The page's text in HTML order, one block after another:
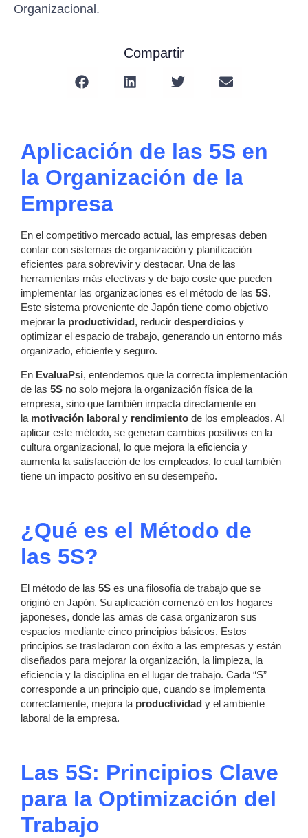
Organizacional.
Compartir
Aplicación de las 5S en
la Organización de la
Empresa
En el competitivo mercado actual, las empresas deben
contar con sistemas de organización y planificación
eficientes para sobrevivir y destacar. Una de las
herramientas más efectivas y de bajo coste que pueden
implementar las organizaciones es el método de las 5S.
Este sistema proveniente de Japón tiene como objetivo
mejorar la productividad, reducir desperdicios y
optimizar el espacio de trabajo, generando un entorno más
organizado, eficiente y seguro.
En EvaluaPsi, entendemos que la correcta implementación
de las 5S no solo mejora la organización física de la
empresa, sino que también impacta directamente en
la motivación laboral y rendimiento de los empleados. Al
aplicar este método, se generan cambios positivos en la
cultura organizacional, lo que mejora la eficiencia y
aumenta la satisfacción de los empleados, lo cual también
tiene un impacto positivo en su desempeño.
¿Qué es el Método de
las 5S?
El método de las 5S es una filosofía de trabajo que se
originó en Japón. Su aplicación comenzó en los hogares
japoneses, donde las amas de casa organizaron sus
espacios mediante cinco principios básicos. Estos
principios se trasladaron con éxito a las empresas y están
diseñados para mejorar la organización, la limpieza, la
eficiencia y la disciplina en el lugar de trabajo. Cada “S”
corresponde a un principio que, cuando se implementa
correctamente, mejora la productividad y el ambiente
laboral de la empresa.
Las 5S: Principios Clave
para la Optimización del
Trabajo